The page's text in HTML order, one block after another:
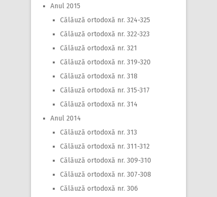
Anul 2015
Călăuză ortodoxă nr. 324-325
Călăuză ortodoxă nr. 322-323
Călăuză ortodoxă nr. 321
Călăuză ortodoxă nr. 319-320
Călăuză ortodoxă nr. 318
Călăuză ortodoxă nr. 315-317
Călăuză ortodoxă nr. 314
Anul 2014
Călăuză ortodoxă nr. 313
Călăuză ortodoxă nr. 311-312
Călăuză ortodoxă nr. 309-310
Călăuză ortodoxă nr. 307-308
Călăuză ortodoxă nr. 306